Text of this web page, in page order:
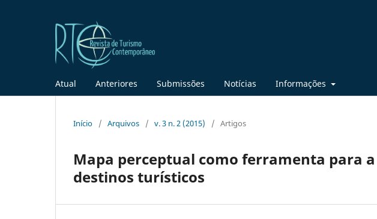
Atual Anteriores Submissões Notícias Informações
Início / Arquivos / v. 3 n. 2 (2015) / Artigos
Mapa perceptual como ferramenta para
destinos turísticos